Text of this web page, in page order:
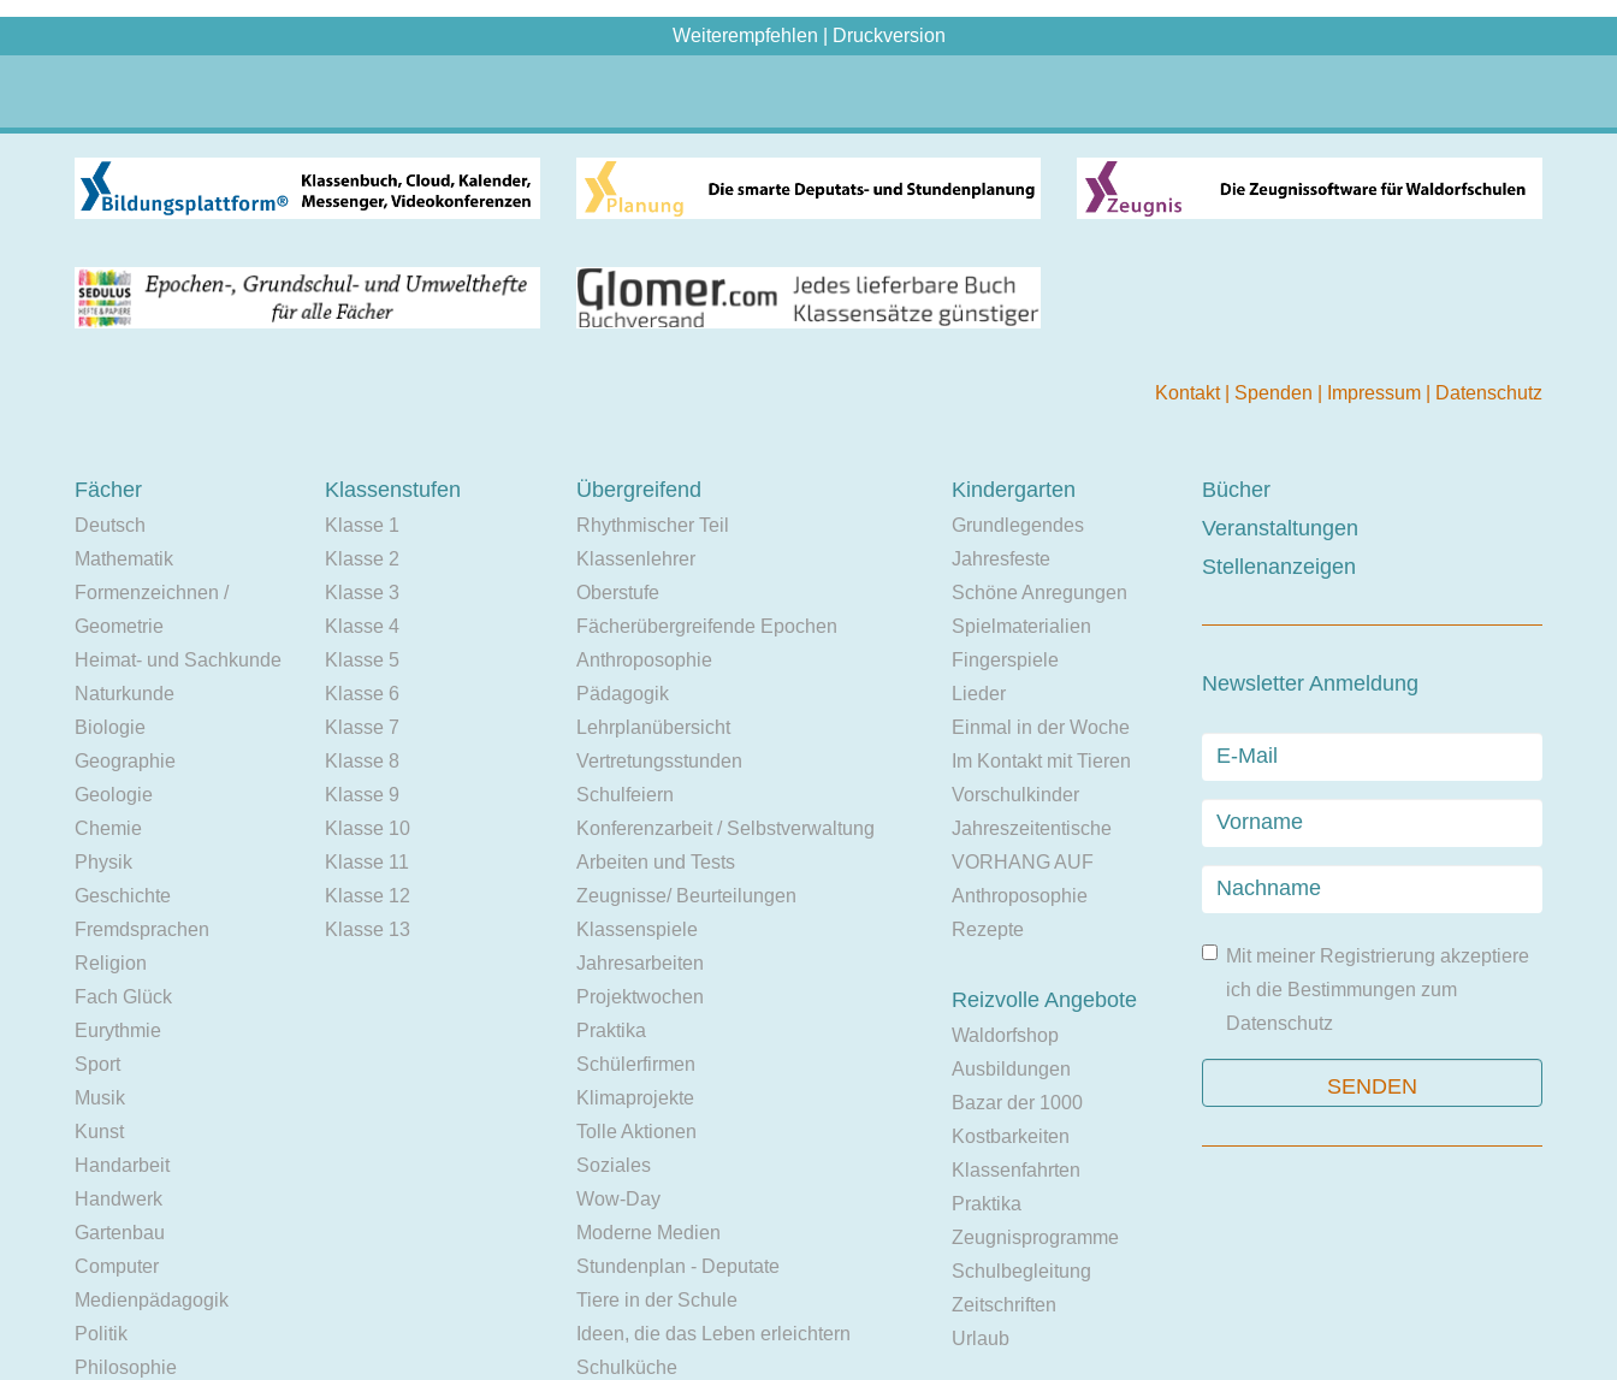
Weiterempfehlen Druckversion
Kontakt Spenden Impressum Datenschutz
Fächer
Deutsch
Mathematik
Formenzeichnen /
Geometrie
Heimat- und Sachkunde
Naturkunde
Biologie
Geographie
Geologie
Chemie
Physik
Geschichte
Fremdsprachen
Religion
Fach Glück
Eurythmie
Sport
Musik
Kunst
Handarbeit
Handwerk
Gartenbau
Computer
Medienpädagogik
Politik
Philosophie
Klassenstufen
Klasse 1
Klasse 2
Klasse 3
Klasse 4
Klasse 5
Klasse 6
Klasse 7
Klasse 8
Klasse 9
Klasse 10
Klasse 11
Klasse 12
Klasse 13
Übergreifend
Rhythmischer Teil
Klassenlehrer
Oberstufe
Fächerübergreifende Epochen
Anthroposophie
Pädagogik
Lehrplanübersicht
Vertretungsstunden
Schulfeiern
Konferenzarbeit / Selbstverwaltung
Arbeiten und Tests
Zeugnisse/ Beurteilungen
Klassenspiele
Jahresarbeiten
Projektwochen
Praktika
Schülerfirmen
Klimaprojekte
Tolle Aktionen
Soziales
Wow-Day
Moderne Medien
Stundenplan - Deputate
Tiere in der Schule
Ideen, die das Leben erleichtern
Schulküche
Kindergarten
Grundlegendes
Jahresfeste
Schöne Anregungen
Spielmaterialien
Fingerspiele
Lieder
Einmal in der Woche
Im Kontakt mit Tieren
Vorschulkinder
Jahreszeitentische
VORHANG AUF
Anthroposophie
Rezepte
Reizvolle Angebote
Waldorfshop
Ausbildungen
Bazar der 1000
Kostbarkeiten
Klassenfahrten
Praktika
Zeugnisprogramme
Schulbegleitung
Zeitschriften
Urlaub
Bücher
Veranstaltungen
Stellenanzeigen
Newsletter Anmeldung
Mit meiner Registrierung akzeptiere
ich die Bestimmungen zum
Datenschutz